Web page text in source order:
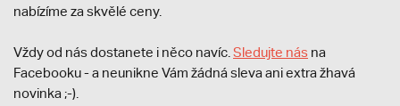
nabízíme za skvělé ceny.
Vždy od nás dostanete i něco navíc. Sledujte nás na
Facebooku - a neunikne Vám žádná sleva ani extra žhavá
novinka ;-).